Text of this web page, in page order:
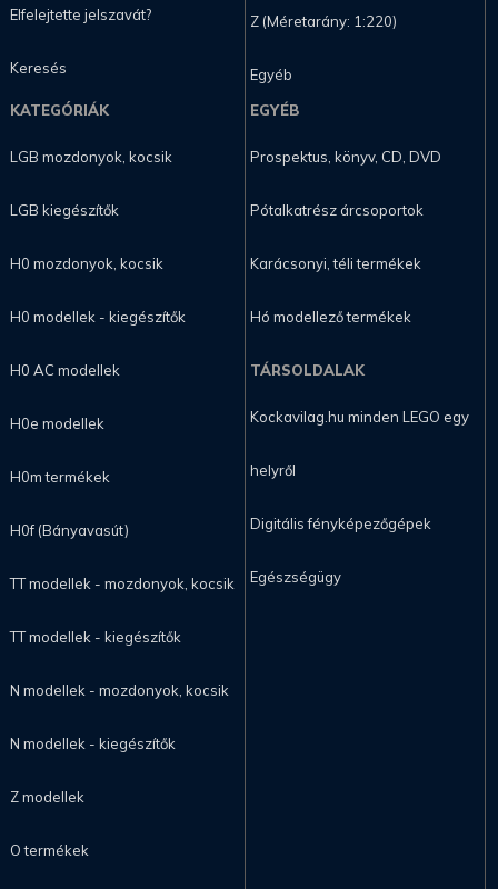
Elfelejtette jelszavát?
Keresés
Z (Méretarány: 1:220)
Egyéb
KATEGÓRIÁK
LGB mozdonyok, kocsik
LGB kiegészítők
H0 mozdonyok, kocsik
H0 modellek - kiegészítők
H0 AC modellek
H0e modellek
H0m termékek
H0f (Bányavasút)
TT modellek - mozdonyok, kocsik
TT modellek - kiegészítők
N modellek - mozdonyok, kocsik
N modellek - kiegészítők
Z modellek
O termékek
EGYÉB
Prospektus, könyv, CD, DVD
Pótalkatrész árcsoportok
Karácsonyi, téli termékek
Hó modellező termékek
TÁRSOLDALAK
Kockavilag.hu minden LEGO egy
helyről
Digitális fényképezőgépek
Egészségügy